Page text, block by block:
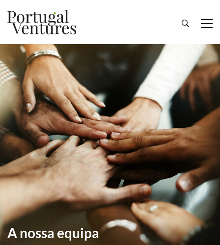
A nossa equipa